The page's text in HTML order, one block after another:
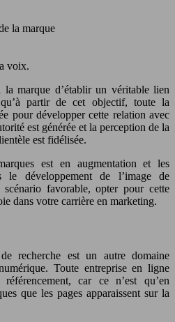
la marque
voix.
la marque d’établir un véritable lien
partir de cet objectif, toute la
pour développer cette relation avec
est générée et la perception de la
est fidélisée.
est en augmentation et les
le développement de l’image de
favorable, opter pour cette
dans votre carrière en marketing.
recherche est un autre domaine
Toute entreprise en ligne
car ce n’est qu’en
que les pages apparaissent sur la